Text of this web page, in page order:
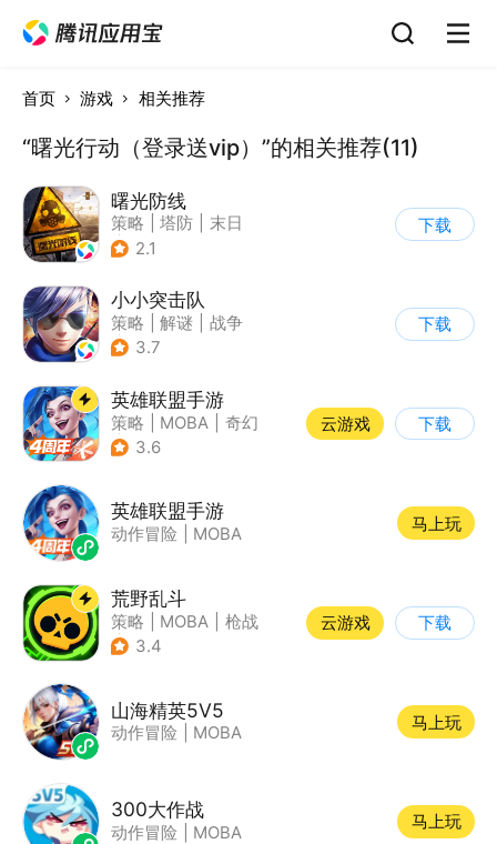
首页 游戏 相关推荐
“曙光行动（登录送vip）”的相关推荐(11)
曙光防线
策略 塔防
末日
| 欧美风
2.1
下载
小小突击队
策略 解谜
战争
| 5v5
3.7
下载
英雄联盟手游
策略 MOBA
奇幻
| 英雄联盟
3.6
云游戏 下载
英雄联盟手游
动作冒险 MOBA
马上玩
荒野乱斗
策略 MOBA
枪战
| 3v3
3.4
云游戏 下载
山海精英5V5
动作冒险 MOBA
马上玩
300大作战
动作冒险 MOBA
马上玩